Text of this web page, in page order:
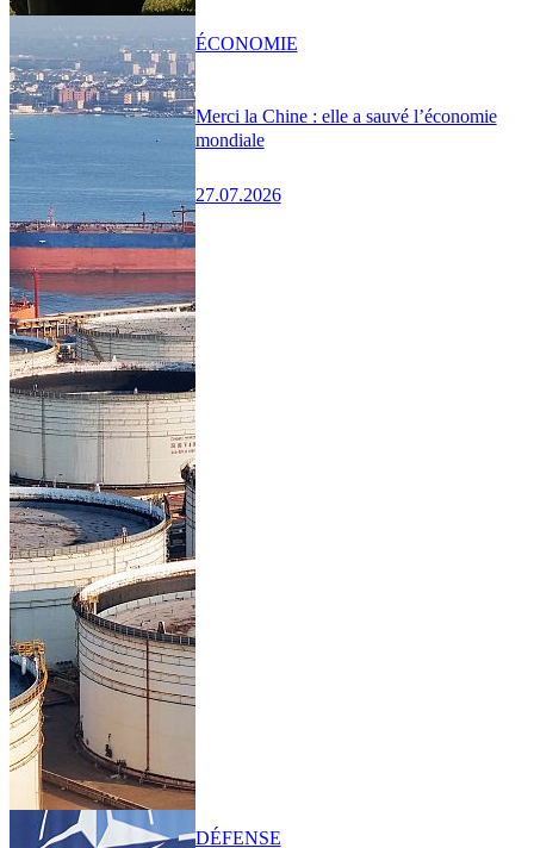
Merci la Chine : elle a sauvé l’économie
mondiale
27.07.2026
ÉCONOMIE
DÉFENSE